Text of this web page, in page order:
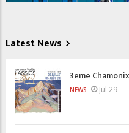
Latest News
3eme
NEWS Jul 29